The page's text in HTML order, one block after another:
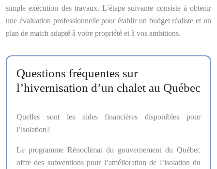
simple exécution des travaux. L’étape suivante consiste à obtenir
une évaluation professionnelle pour établir un budget réaliste et un
plan de match adapté à votre propriété et à vos ambitions.
Questions fréquentes sur
l’hivernisation d’un chalet au Québec
Quelles sont les aides financières disponibles pour
l’isolation?
Le programme Rénoclimat du gouvernement du Québec
offre des subventions pour l’amélioration de l’isolation du